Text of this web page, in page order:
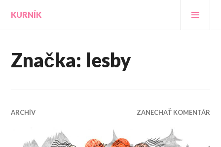
obsah
KURNÍK
Značka: lesby
ARCHÍV ZANECHAŤ KOMENTÁR